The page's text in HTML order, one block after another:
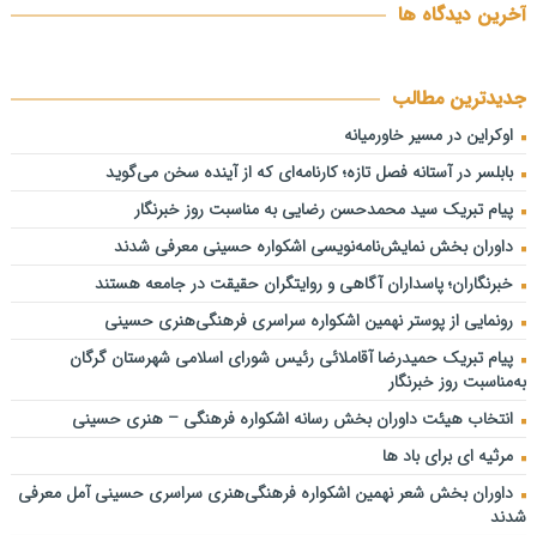
جهاد دانشگاهی مازندران؛ روایت نهادی که فرهنگ را به سرمایه توسعه
معرفی شدند
فیاضی: هم‌افزایی مدیران، حلقه مفقوده حل چالش‌های مازندران است/
ترک فعل در حوزه آب، خاک و برنج باید پیگیری شود فیاضی: هم‌افزایی
مدیران، حلقه مفقوده حل چالش‌های مازندران است/ ترک فعل در حوزه
آب، خاک و برنج باید پیگیری شود
انتصاب دبیر نهمین اشکواره سراسری فرهنگی و هنری حسینی آمل
اشکواره حسینی از رویدادهای شاخص و جریان‌ساز فرهنگی است
نشست هماهنگی و هم‌اندیشی نهمین اشکواره فرهنگی‌هنری حسینی
برگزار شد
برای وطن…
دانشگاه علوم و فنون مازندران؛ میزبان برگزاری آزمون سراسری کارشناسی‌
ارشد سال ۱۴۰۵
عباسی نماینده مجلس شورای اسلامی:بازنشستگان شناسنامه اراده، تلاش
و عزت یک ملت هستند
آخرین دیدگاه ها
جدیدترین مطالب
اوکراین در مسیر خاورمیانه
بابلسر در آستانه فصل تازه؛ کارنامه‌ای که از آینده سخن می‌گوید
پیام تبریک سید محمدحسن رضایی به مناسبت روز خبرنگار
داوران بخش نمایش‌نامه‌نویسی اشکواره حسینی معرفی شدند
خبرنگاران؛ پاسداران آگاهی و روایتگران حقیقت در جامعه هستند
رونمایی از پوستر نهمین اشکواره سراسری فرهنگی‌هنری حسینی
پیام تبریک حمیدرضا آقاملائی رئیس شورای اسلامی شهرستان گرگان
به‌مناسبت روز خبرنگار
انتخاب هیئت داوران بخش رسانه اشکواره فرهنگی‌ – هنری حسینی
مرثیه ای برای باد ها
داوران بخش شعر نهمین اشکواره فرهنگی‌هنری سراسری حسینی آمل معرفی
شدند